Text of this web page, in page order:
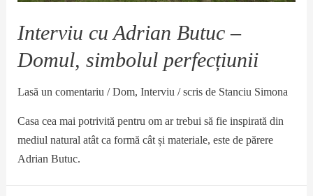
Interviu cu Adrian Butuc –
Domul, simbolul perfecțiunii
Lasă un comentariu /Dom,Interviu / scris de Stanciu Simona
Casa cea mai potrivită pentru om ar trebui să fie inspirată din
mediul natural atât ca formă cât și materiale, este de părere
Adrian Butuc.